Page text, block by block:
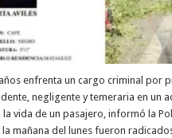
enfrenta un cargo criminal por
negligente y temeraria en un
vida de un pasajero, informó la
mañana del lunes fueron